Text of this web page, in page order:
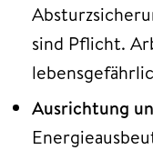
sind Pflicht.
Ausrichtung